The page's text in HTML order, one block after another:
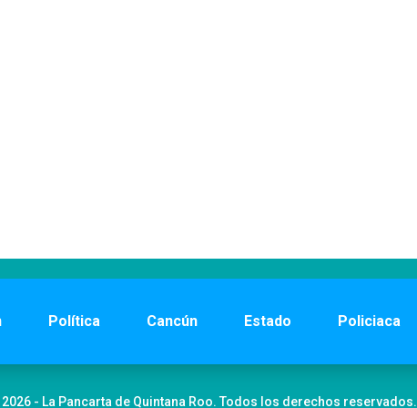
Política Cancún Estado Policiaca
- La Pancarta de Quintana Roo. Todos los derechos reservados.